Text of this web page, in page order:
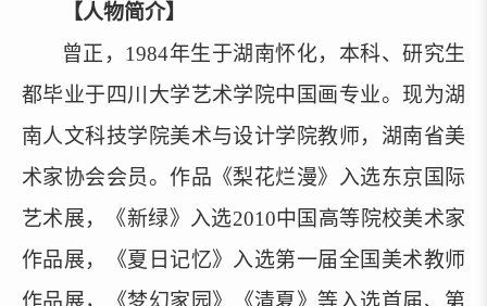
【人物简介】
曾正， 1984年生于湖南怀化， 本科、研究生
都毕业于四川大学艺术学院中国画专业。现为湖
南人文科技学院美术与设计学院教师，湖南省美
术家协会会员。作品《梨花烂漫》入选东京国际
艺术展，《新绿》入选2010中国高等院校美术家
作品展，《夏日记忆》入选第一届全国美术教师
作品展，《梦幻家园》《清夏 》等入选首届、第